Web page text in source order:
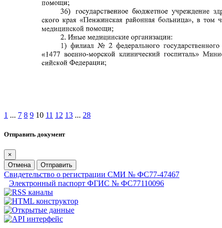
1 ... 7 8 9 10 11 12 13 ... 28
Отправить документ
×
Отмена
Отправить
Свидетельство о регистрации СМИ № ФС77-47467
Электронный паспорт ФГИС № ФС77110096